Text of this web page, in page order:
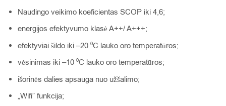
Naudingo veikimo koeficientas SCOP iki 4,6;
energijos efektyvumo klasė A++/ A+++;
efektyviai šildo iki –20 ⁰C lauko oro temperatūros;
vėsinimas iki –10 ⁰C lauko oro temperatūros;
išorinės dalies apsauga nuo užšalimo;
„Wifi” funkcija;